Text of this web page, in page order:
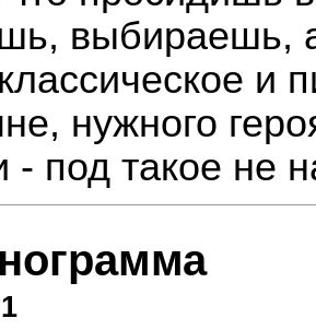
выбираешь,
и
нужного
- под такое не